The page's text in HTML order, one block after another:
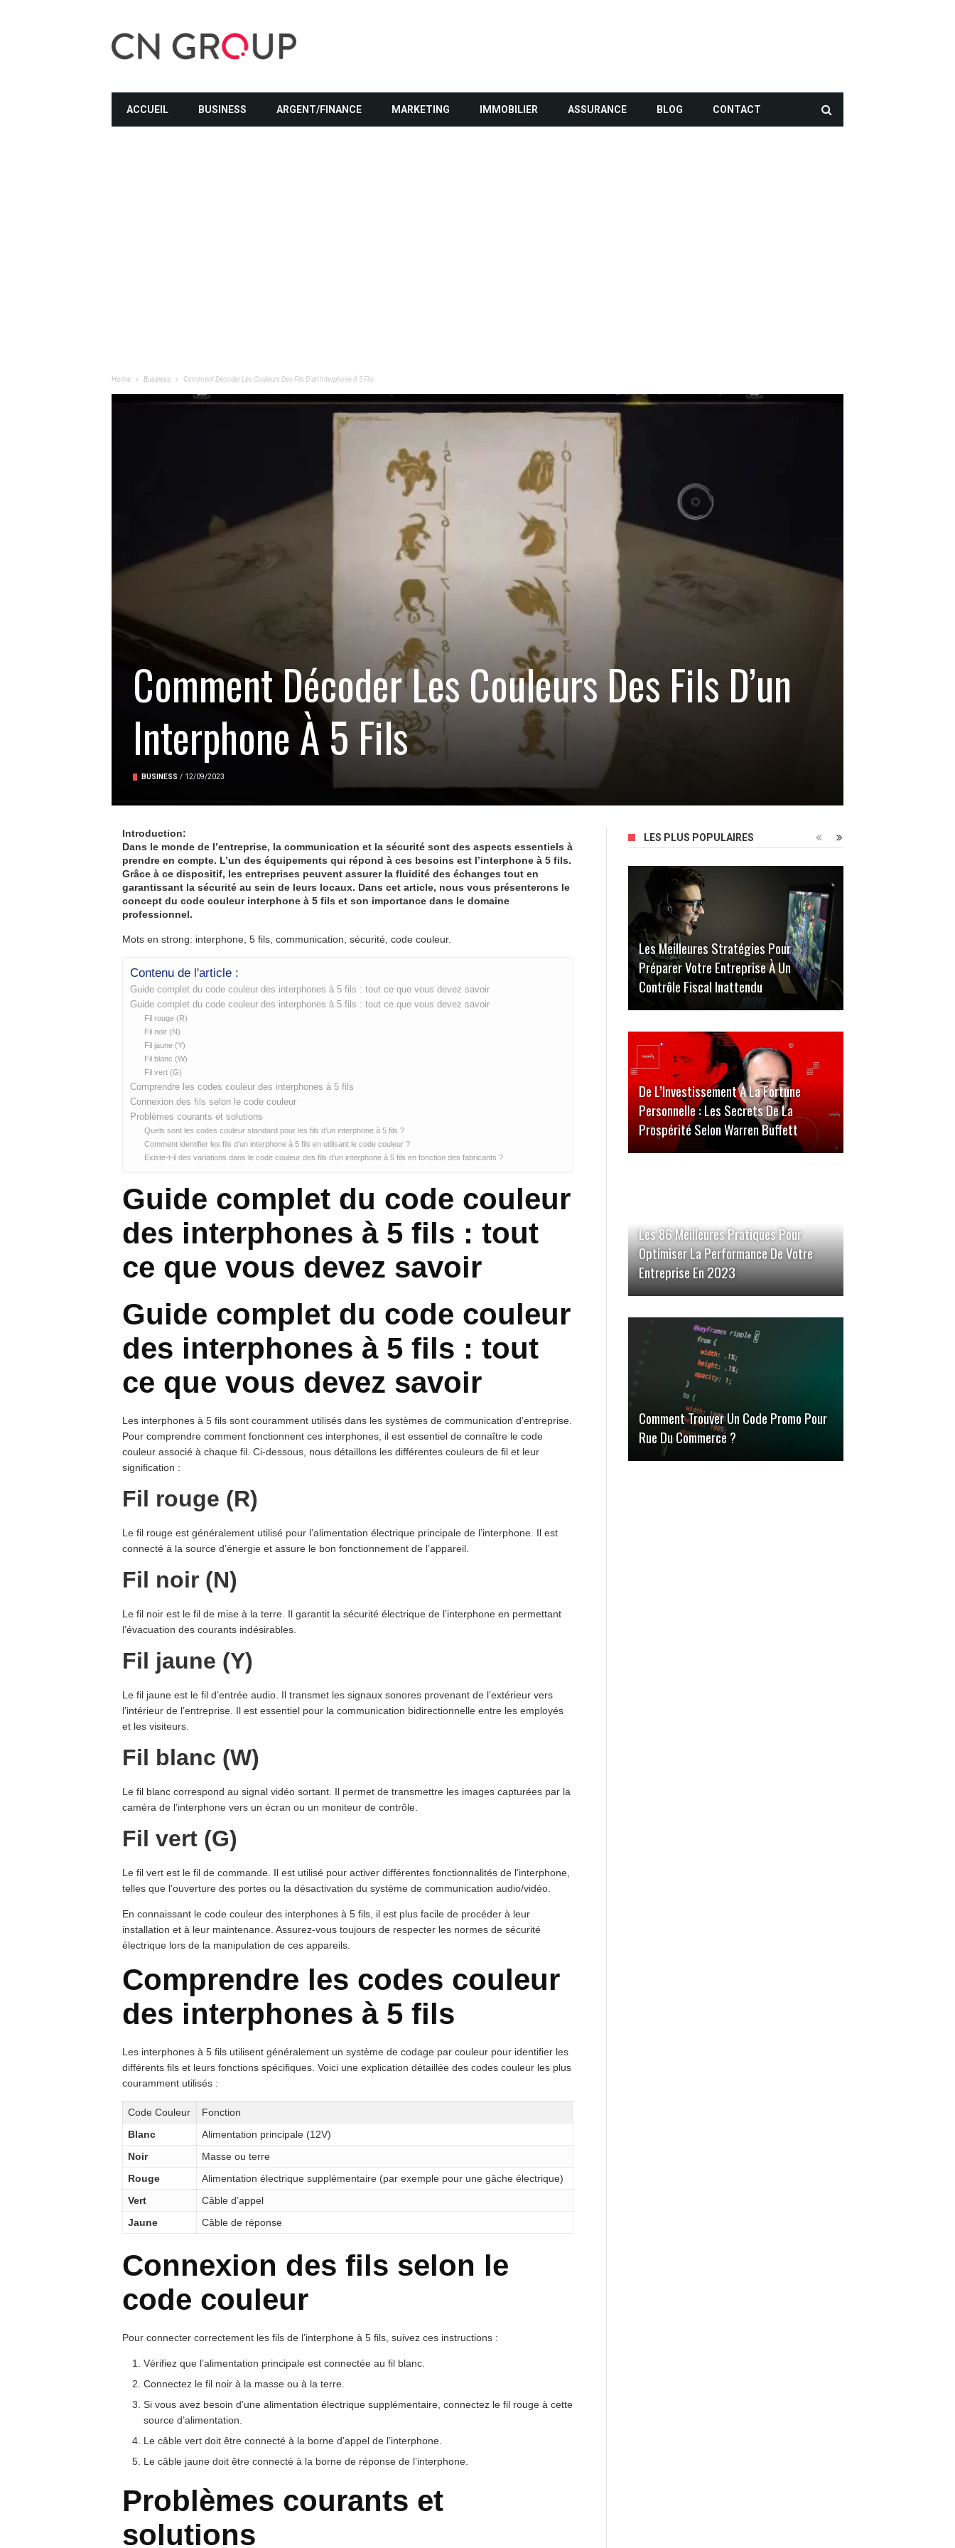
ACCUEIL BUSINESS ARGENT/FINANCE MARKETING IMMOBILIER ASSURANCE BLOG CONTACT
Home Business Comment Décoder Les Couleurs Des Fils D’un Interphone À 5 Fils
Comment Décoder Les Couleurs Des Fils D’un
Interphone À 5 Fils
BUSINESS / 12/09/2023
Introduction:
Dans le monde de l’entreprise, la communication et la sécurité sont des aspects essentiels à
prendre en compte. L’un des équipements qui répond à ces besoins est l’interphone à 5 fils.
Grâce à ce dispositif, les entreprises peuvent assurer la fluidité des échanges tout en
garantissant la sécurité au sein de leurs locaux. Dans cet article, nous vous présenterons le
concept du code couleur interphone à 5 fils et son importance dans le domaine
professionnel.
Mots en strong: interphone, 5 fils, communication, sécurité, code couleur.
Contenu de l'article :
Guide complet du code couleur des interphones à 5 fils : tout ce que vous devez savoir
Guide complet du code couleur des interphones à 5 fils : tout ce que vous devez savoir
Fil rouge (R)
Fil noir (N)
Fil jaune (Y)
Fil blanc (W)
Fil vert (G)
Comprendre les codes couleur des interphones à 5 fils
Connexion des fils selon le code couleur
Problèmes courants et solutions
Quels sont les codes couleur standard pour les fils d’un interphone à 5 fils ?
Comment identifier les fils d’un interphone à 5 fils en utilisant le code couleur ?
Existe-t-il des variations dans le code couleur des fils d’un interphone à 5 fils en fonction des fabricants ?
Guide complet du code couleur
des interphones à 5 fils : tout
ce que vous devez savoir
Guide complet du code couleur
des interphones à 5 fils : tout
ce que vous devez savoir
Les interphones à 5 fils sont couramment utilisés dans les systèmes de communication d’entreprise.
Pour comprendre comment fonctionnent ces interphones, il est essentiel de connaître le code
couleur associé à chaque fil. Ci-dessous, nous détaillons les différentes couleurs de fil et leur
signification :
Fil rouge (R)
Le fil rouge est généralement utilisé pour l’alimentation électrique principale de l’interphone. Il est
connecté à la source d’énergie et assure le bon fonctionnement de l’appareil.
Fil noir (N)
Le fil noir est le fil de mise à la terre. Il garantit la sécurité électrique de l’interphone en permettant
l’évacuation des courants indésirables.
Fil jaune (Y)
Le fil jaune est le fil d’entrée audio. Il transmet les signaux sonores provenant de l’extérieur vers
l’intérieur de l’entreprise. Il est essentiel pour la communication bidirectionnelle entre les employés
et les visiteurs.
Fil blanc (W)
Le fil blanc correspond au signal vidéo sortant. Il permet de transmettre les images capturées par la
caméra de l’interphone vers un écran ou un moniteur de contrôle.
Fil vert (G)
Le fil vert est le fil de commande. Il est utilisé pour activer différentes fonctionnalités de l’interphone,
telles que l’ouverture des portes ou la désactivation du système de communication audio/vidéo.
En connaissant le code couleur des interphones à 5 fils, il est plus facile de procéder à leur
installation et à leur maintenance. Assurez-vous toujours de respecter les normes de sécurité
électrique lors de la manipulation de ces appareils.
Comprendre les codes couleur
des interphones à 5 fils
Les interphones à 5 fils utilisent généralement un système de codage par couleur pour identifier les
différents fils et leurs fonctions spécifiques. Voici une explication détaillée des codes couleur les plus
couramment utilisés :
Code Couleur
Fonction
Blanc
Alimentation principale (12V)
Noir
Masse ou terre
Rouge
Alimentation électrique supplémentaire (par exemple pour une gâche électrique)
Vert
Câble d’appel
Jaune
Câble de réponse
Connexion des fils selon le
code couleur
Pour connecter correctement les fils de l’interphone à 5 fils, suivez ces instructions :
Vérifiez que l’alimentation principale est connectée au fil blanc.
Connectez le fil noir à la masse ou à la terre.
Si vous avez besoin d’une alimentation électrique supplémentaire, connectez le fil rouge à cette
source d’alimentation.
Le câble vert doit être connecté à la borne d’appel de l’interphone.
Le câble jaune doit être connecté à la borne de réponse de l’interphone.
Problèmes courants et
solutions
LES PLUS POPULAIRES
Les Meilleures Stratégies Pour
Préparer Votre Entreprise À Un
Contrôle Fiscal Inattendu
De L’Investissement À La Fortune
Personnelle : Les Secrets De La
Prospérité Selon Warren Buffett
Les 86 Meilleures Pratiques Pour
Optimiser La Performance De Votre
Entreprise En 2023
Comment Trouver Un Code Promo Pour
Rue Du Commerce ?